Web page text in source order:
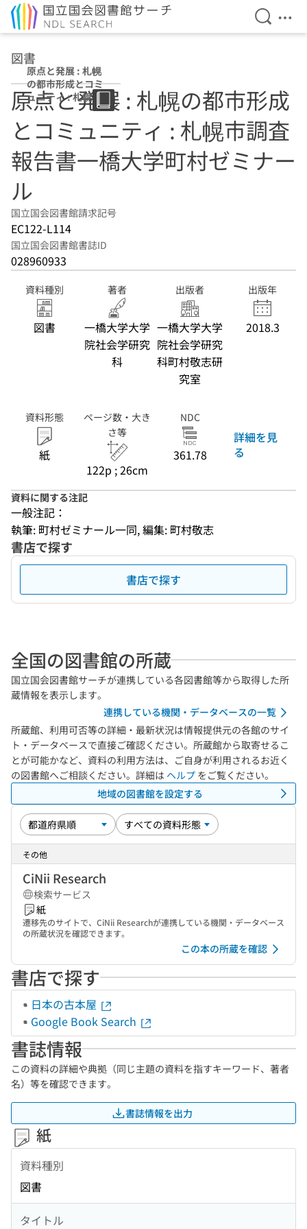
検索を
メ
図書
原点と発展 : 札幌
の都市形成とコミ
ュニティ : 札幌市
調査報告書一橋大
学町村ゼミナール
原点と発展 : 札幌の都市形成
とコミュニティ : 札幌市調査
報告書一橋大学町村ゼミナー
ル
国立国会図書館請求記号
EC122-L114
国立国会図書館書誌ID
028960933
資料種別
図書
著者
一橋大学大学
院社会学研究
科
出版者
一橋大学大学
院社会学研究
科町村敬志研
究室
出版年
2018.3
資料形態
紙
ページ数・大き
さ等
122p ; 26cm
NDC
361.78
詳細を見
る
資料に関する注記
一般注記：
執筆: 町村ゼミナール一同, 編集: 町村敬志
書店で探す
書店で探す
全国の図書館の所蔵
国立国会図書館サーチが連携している各図書館等から取得した所
蔵情報を表示します。
連携している機関・データベースの一覧
所蔵館、利用可否等の詳細・最新状況は情報提供元の各館のサイ
ト・データベースで直接ご確認ください。所蔵館から取寄せるこ
とが可能かなど、資料の利用方法は、ご自身が利用されるお近く
の図書館へご相談ください。詳細は ヘルプ をご覧ください。
地域の図書館を設定する
その他
CiNii Research
検索サービス
紙
遷移先のサイトで、CiNii Researchが連携している機関・データベース
の所蔵状況を確認できます。
この本の所蔵を確認
書店で探す
日本の古本屋
Google Book Search
書誌情報
この資料の詳細や典拠（同じ主題の資料を指すキーワード、著者
名）等を確認できます。
書誌情報を出力
紙
資料種別
図書
タイトル